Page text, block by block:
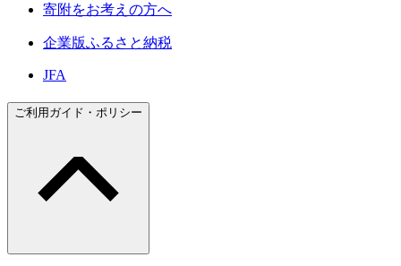
寄附をお考えの方へ
企業版ふるさと納税
JFA
ご利用ガイド・ポリシー